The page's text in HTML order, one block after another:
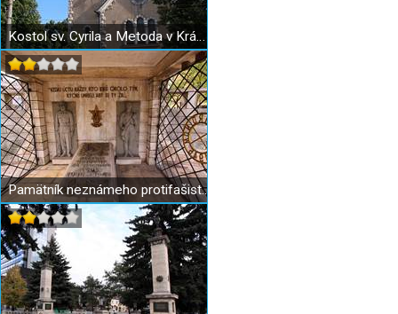
Kostol sv. Cyrila a Metoda v Krásnej
Pamätník neznámeho protifašistického bojovníka